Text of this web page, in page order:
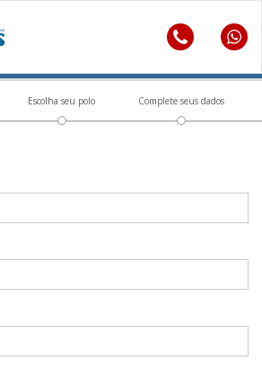
Escolha seu polo Complete seus dados